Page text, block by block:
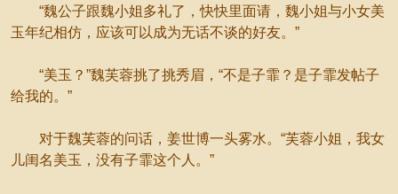
“魏公子跟魏小姐多礼了，快快里面请，魏小姐与小女美
玉年纪相仿，应该可以成为无话不谈的好友。”
“美玉？”魏芙蓉挑了挑秀眉，“不是子霏？是子霏发帖子
给我的。”
对于魏芙蓉的问话，姜世博一头雾水。“芙蓉小姐，我女
儿闺名美玉，没有子霏这个人。”